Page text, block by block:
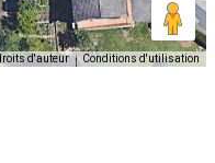
d'auteur Conditions d'utilisation